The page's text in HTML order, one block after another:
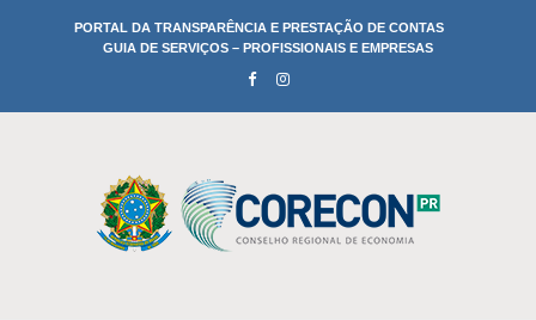
PORTAL DA TRANSPARÊNCIA E PRESTAÇÃO DE CONTAS
GUIA DE SERVIÇOS – PROFISSIONAIS E EMPRESAS